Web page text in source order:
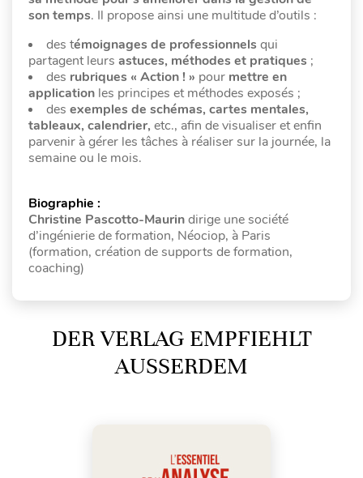
son temps. Il propose ainsi une multitude d’outils :
des témoignages de professionnels qui
partagent leurs astuces, méthodes et pratiques ;
des rubriques « Action ! » pour mettre en
application les principes et méthodes exposés ;
des exemples de schémas, cartes mentales,
tableaux, calendrier, etc., afin de visualiser et enfin
parvenir à gérer les tâches à réaliser sur la journée, la
semaine ou le mois.
Biographie :
Christine Pascotto-Maurindirige une société
d’ingénierie de formation, Néociop, à Paris
(formation, création de supports de formation,
coaching)
DER VERLAG EMPFIEHLT
AUSSERDEM